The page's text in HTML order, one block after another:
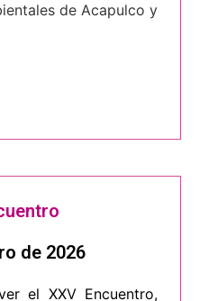
de Acapulco y
de 2026
el XXV Encuentro,